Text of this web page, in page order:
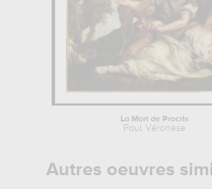
La Mort de Procris
Paul Véronèse
Autres oeuvres